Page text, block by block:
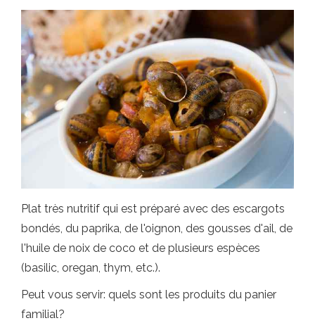
Plat très nutritif qui est préparé avec des escargots
bondés, du paprika, de l'oignon, des gousses d'ail, de
l'huile de noix de coco et de plusieurs espèces
(basilic, oregan, thym, etc.).
Peut vous servir: quels sont les produits du panier
familial?